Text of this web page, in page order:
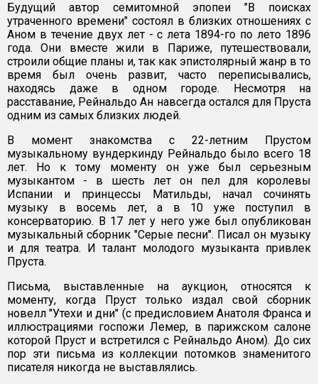
Будущий автор семитомной эпопеи "В поисках
утраченного времени" состоял в близких отношениях с
Аном в течение двух лет - с лета 1894-го по лето 1896
года. Они вместе жили в Париже, путешествовали,
строили общие планы и, так как эпистолярный жанр в то
время был очень развит, часто переписывались,
находясь даже в одном городе. Несмотря на
расставание, Рейнальдо Ан навсегда остался для Пруста
одним из самых близких людей.
В момент знакомства с 22-летним Прустом
музыкальному вундеркинду Рейнальдо было всего 18
лет. Но к тому моменту он уже был серьезным
музыкантом - в шесть лет он пел для королевы
Испании и принцессы Матильды, начал сочинять
музыку в восемь лет, а в 10 уже поступил в
консерваторию. В 17 лет у него уже был опубликован
музыкальный сборник "Серые песни". Писал он музыку
и для театра. И талант молодого музыканта привлек
Пруста.
Письма, выставленные на аукцион, относятся к
моменту, когда Пруст только издал свой сборник
новелл "Утехи и дни" (с предисловием Анатоля Франса и
иллюстрациями госпожи Лемер, в парижском салоне
которой Пруст и встретился с Рейнальдо Аном). До сих
пор эти письма из коллекции потомков знаменитого
писателя никогда не выставлялись.